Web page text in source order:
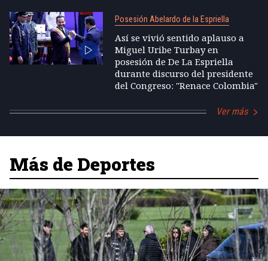
Posesión Abelardo de la Espriella
Así se vivió sentido aplauso a
Miguel Uribe Turbay en
posesión de De La Espriella
durante discurso del presidente
del Congreso: "Renace Colombia"
Ver más
Más de Deportes